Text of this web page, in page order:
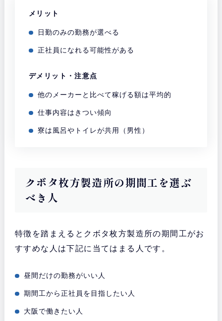
メリット
日勤のみの勤務が選べる
正社員になれる可能性がある
デメリット・注意点
他のメーカーと比べて稼げる額は平均的
仕事内容はきつい傾向
寮は風呂やトイレが共用（男性）
クボタ枚方製造所の期間工を選ぶ
べき人
特徴を踏まえるとクボタ枚方製造所の期間工がお
すすめな人は下記に当てはまる人です。
昼間だけの勤務がいい人
期間工から正社員を目指したい人
大阪で働きたい人